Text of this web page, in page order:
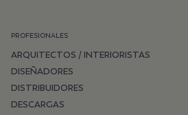
PROFESIONALES
ARQUITECTOS / INTERIORISTAS
DISEÑADORES
DISTRIBUIDORES
DESCARGAS